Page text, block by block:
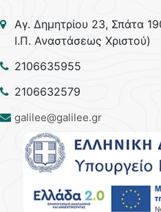
Aγ. Δημητρίου 23, Σπάτα
Ι.Π. Αναστάσεως Χριστού)
2106635955
2106632579
galilee@galilee.gr